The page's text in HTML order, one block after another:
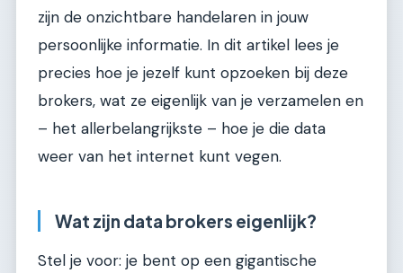
zijn de onzichtbare handelaren in jouw
persoonlijke informatie. In dit artikel lees je
precies hoe je jezelf kunt opzoeken bij deze
brokers, wat ze eigenlijk van je verzamelen en
– het allerbelangrijkste – hoe je die data
weer van het internet kunt vegen.
Wat zijn data brokers eigenlijk?
Stel je voor: je bent op een gigantische